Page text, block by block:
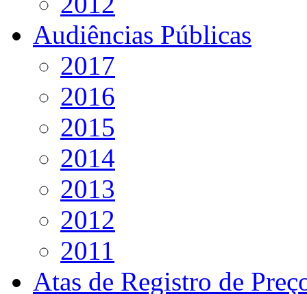
Audiências Públicas
2017
2016
2015
2014
2013
2012
2011
Atas de Registro de